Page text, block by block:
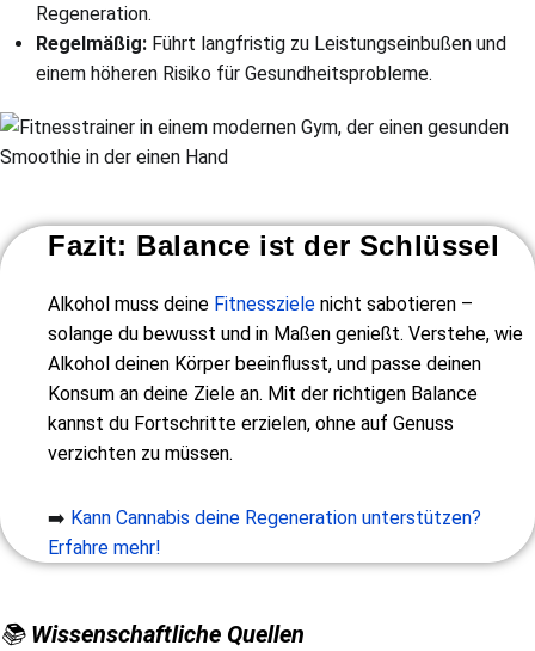
Regeneration.
Regelmäßig: Führt langfristig zu Leistungseinbußen und
einem höheren Risiko für Gesundheitsprobleme.
Fazit: Balance ist der Schlüssel
Alkohol muss deine Fitnessziele nicht sabotieren –
solange du bewusst und in Maßen genießt. Verstehe, wie
Alkohol deinen Körper beeinflusst, und passe deinen
Konsum an deine Ziele an. Mit der richtigen Balance
kannst du Fortschritte erzielen, ohne auf Genuss
verzichten zu müssen.
➡️ Kann Cannabis deine Regeneration unterstützen?
Erfahre mehr!
📚 Wissenschaftliche Quellen